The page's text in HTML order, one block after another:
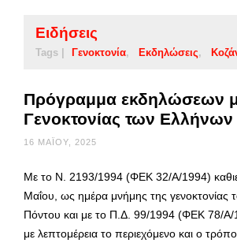
Ειδήσεις
Tags | Γενοκτονία Εκδηλώσεις
Πρόγραμμα εκδηλώσεων
Γενοκτονίας των Ελλήνων
16 ΜΑΪ́ΟΥ, 2025
Με το Ν. 2193/1994 (ΦΕΚ 32/Α/1994)
Μαΐου, ως ημέρα μνήμης της γενοκτονίας
Πόντου και με το Π.Δ. 99/1994 (ΦΕΚ 78/Α/
με λεπτομέρεια το περιεχόμενο και ο